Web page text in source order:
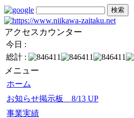
アクセスカウンター
今日 :
総計 :
メニュー
ホーム
お知らせ掲示板 8/13 UP
事業実績